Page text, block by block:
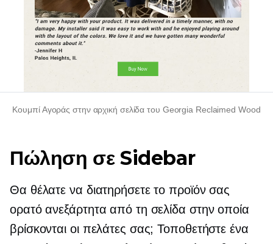
Κουμπί Αγοράς στην αρχική σελίδα του Georgia Reclaimed Wood
Πώληση σε Sidebar
Θα θέλατε να διατηρήσετε το προϊόν σας
ορατό ανεξάρτητα από τη σελίδα στην οποία
βρίσκονται οι πελάτες σας; Τοποθετήστε ένα